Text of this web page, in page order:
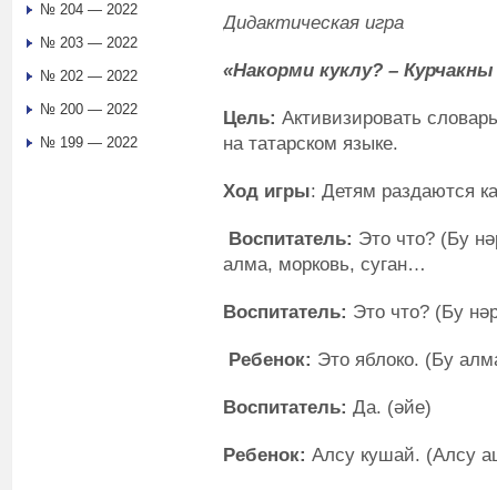
Дидактическая игра
«Накорми куклу? –
Цель: Активизировать
на татарском языке.
Ход игры: Детям раздаются
Воспитатель: Это что? (Бу
алма, морковь, суган…
Воспитатель: Это что? (Бу
Ребенок: Это яблоко. (Бу
Воспитатель: Да. (әйе)
Ребенок: Алсу кушай. (Алсу
№ 204 — 2022
№ 203 — 2022
№ 202 — 2022
№ 200 — 2022
№ 199 — 2022